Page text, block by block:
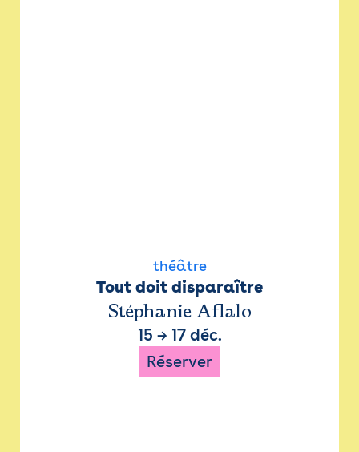
théâtre
Tout doit disparaître
Stéphanie Aflalo
15 → 17 déc.
Réserver